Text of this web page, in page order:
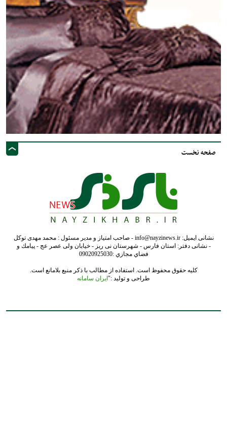
صفحه نخست
نشانی ایمیل: info@nayzinews.ir - صاحب امتیاز و مدیر مسئول : محمد مهدی توکل
- نشانی دفتر: استان فارس - شهرستان نی ریز - خیابان ولی عصر عج - پيامك و
فضاي مجازي :09020925030
کلیه حقوق محفوظ است. استفاده از مطالب با ذکر منبع بلامانع است.
طراحی و تولید :" ایران سامانه